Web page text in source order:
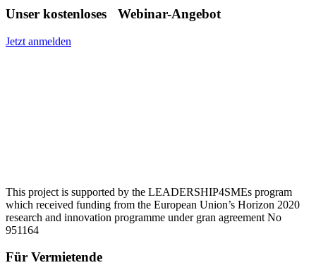
Unser kostenloses Webinar-Angebot
Jetzt anmelden
This project is supported by the LEADERSHIP4SMEs program
which received funding from the European Union’s Horizon 2020
research and innovation programme under gran agreement No
951164
Für Vermietende